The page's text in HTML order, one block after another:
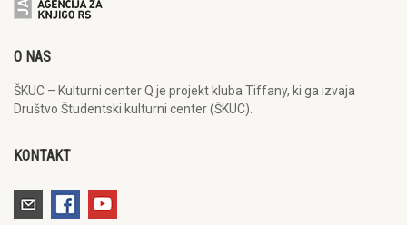
O NAS
ŠKUC – Kulturni center Q je projekt kluba Tiffany, ki ga izvaja
Društvo Študentski kulturni center (ŠKUC).
KONTAKT